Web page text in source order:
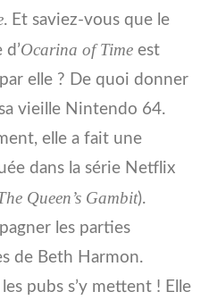
. Et saviez-vous que le
Ocarina of Time est
elle ? De quoi donner
vieille Nintendo 64.
elle a fait une
dans la série Netflix
Queen’s Gambit).
les parties
de Beth Harmon.
pubs s’y mettent ! Elle